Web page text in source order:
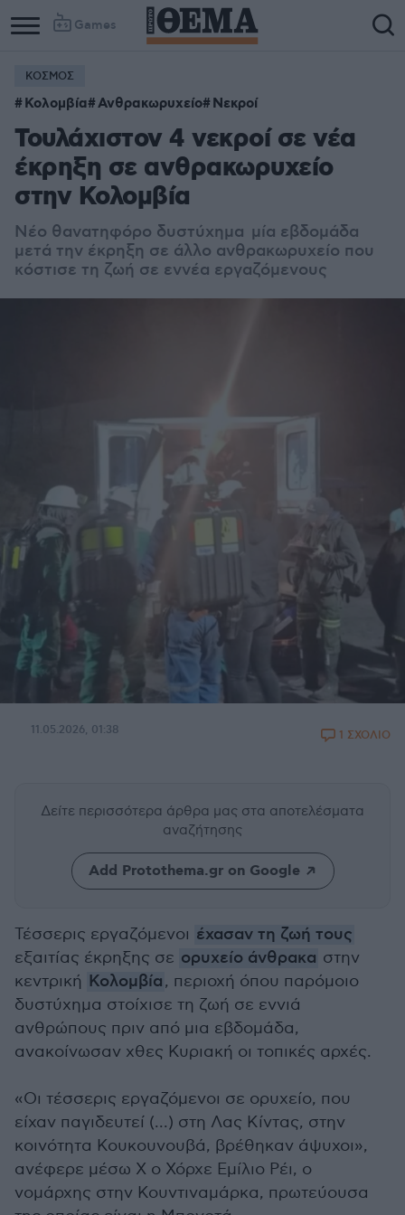
Games
ΚΟΣΜΟΣ
Κολομβία Ανθρακωρυχείο Νεκροί
Τουλάχιστον 4 νεκροί σε νέα
έκρηξη σε ανθρακωρυχείο
στην Κολομβία
Νέο θανατηφόρο δυστύχημα μία εβδομάδα
μετά την έκρηξη σε άλλο ανθρακωρυχείο που
κόστισε τη ζωή σε εννέα εργαζόμενους
11.05.2026, 01:38 1 ΣΧΟΛΙΟ
Δείτε περισσότερα άρθρα μας στα αποτελέσματα
αναζήτησης
Add Protothema.gr on Google
Τέσσερις εργαζόμενοι έχασαν τη ζωή τους
εξαιτίας έκρηξης σε ορυχείο άνθρακα στην
κεντρική Κολομβία, περιοχή όπου παρόμοιο
δυστύχημα στοίχισε τη ζωή σε εννιά
ανθρώπους πριν από μια εβδομάδα,
ανακοίνωσαν χθες Κυριακή οι τοπικές αρχές.
«Οι τέσσερις εργαζόμενοι σε ορυχείο, που
είχαν παγιδευτεί (...) στη Λας Κίντας, στην
κοινότητα Κουκουνουβά, βρέθηκαν άψυχοι»,
ανέφερε μέσω X ο Χόρχε Εμίλιο Ρέι, ο
νομάρχης στην Κουντιναμάρκα, πρωτεύουσα